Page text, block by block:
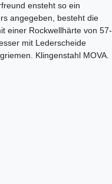
ensteht so ein
angegeben, besteht die
einer Rockwellhärte von 57-
mit Lederscheide
Klingenstahl MOVA.